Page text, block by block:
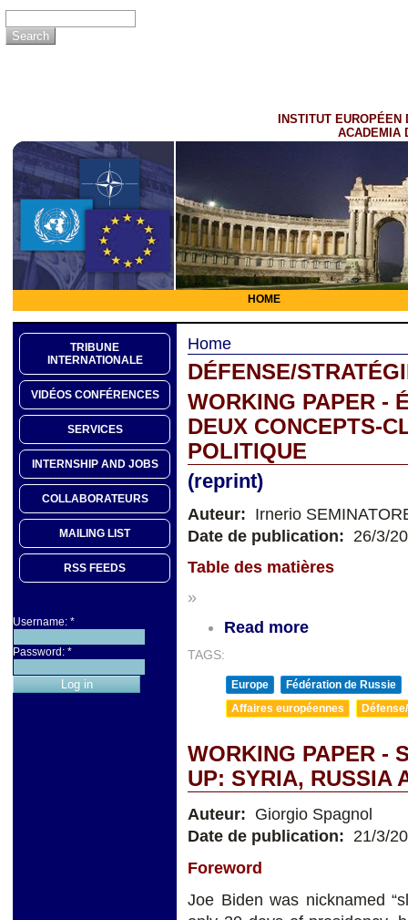
INSTITUT EUROPÉEN
ACADEMIA
HOME
TRIBUNE
INTERNATIONALE
VIDÉOS CONFÉRENCES
SERVICES
INTERNSHIP AND JOBS
COLLABORATEURS
MAILING LIST
RSS FEEDS
Username: *
Password: *
Home
DÉFENSE/
WORKING PAPER -
DEUX CONCEPTS-
POLITIQUE
(reprint)
Auteur: Irnerio
Date de publication: 26/3/
Table des matières
»
Read more
TAGS:
Europe
Fédération de Russie
Affaires européennes
WORKING PAPER -
UP: SYRIA, RUSSIA
Auteur: Giorgio Spagnol
Date de publication: 21/3/
Foreword
Joe Biden was nicknamed